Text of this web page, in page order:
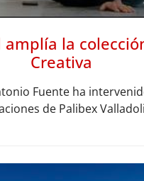
amplía la
Creativa
Fuente ha
de Palibex